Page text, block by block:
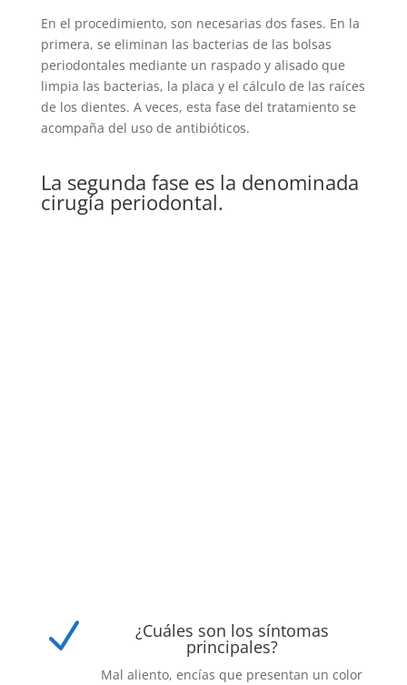
En el procedimiento, son necesarias dos fases. En la
primera, se eliminan las bacterias de las bolsas
periodontales mediante un raspado y alisado que
limpia las bacterias, la placa y el cálculo de las raíces
de los dientes. A veces, esta fase del tratamiento se
acompaña del uso de antibióticos.
La segunda fase es la denominada
cirugía periodontal.
N ¿Cuáles son los síntomas
principales?
Mal aliento, encías que presentan un color